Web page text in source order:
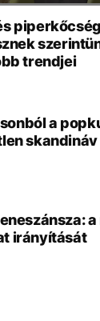
trendjei
a
irányítását